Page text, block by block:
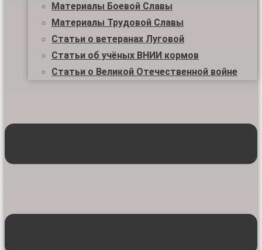
Материалы Боевой Славы
Материалы Трудовой Славы
Статьи о ветеранах Луговой
Статьи об учёных ВНИИ кормов
Статьи о Великой Отечественной войне